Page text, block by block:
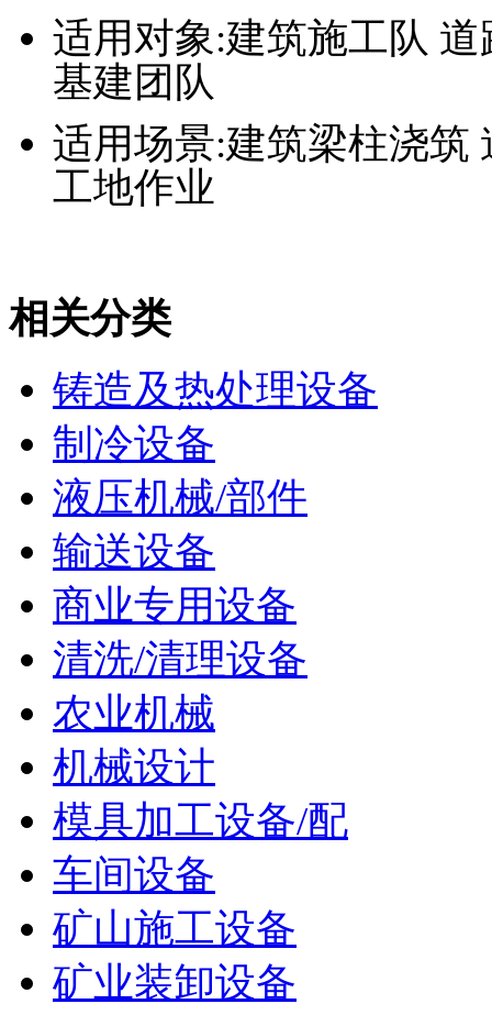
适用对象:建筑施工队
基建团队
适用场景:建筑梁柱浇筑
工地作业
相关分类
铸造及热处理设备
制冷设备
液压机械/部件
输送设备
商业专用设备
清洗/清理设备
农业机械
机械设计
模具加工设备/配
车间设备
矿山施工设备
矿业装卸设备